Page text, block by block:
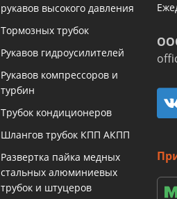
рукавов высокого давления
Тормозных трубок
Рукавов гидроусилителей
Рукавов компрессоров и
турбин
Трубок кондиционеров
Шлангов трубок КПП АКПП
Развертка пайка медных
стальных алюминиевых
трубок и штуцеров